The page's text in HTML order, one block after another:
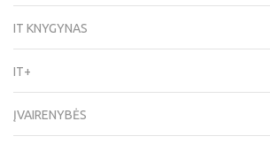
IT KNYGYNAS
IT+
ĮVAIRENYBĖS